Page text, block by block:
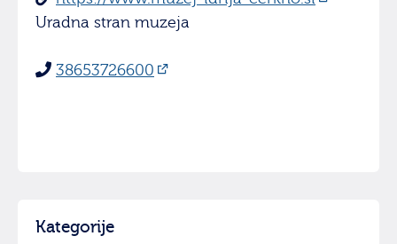
Uradna stran muzeja
38653726600
Kategorije